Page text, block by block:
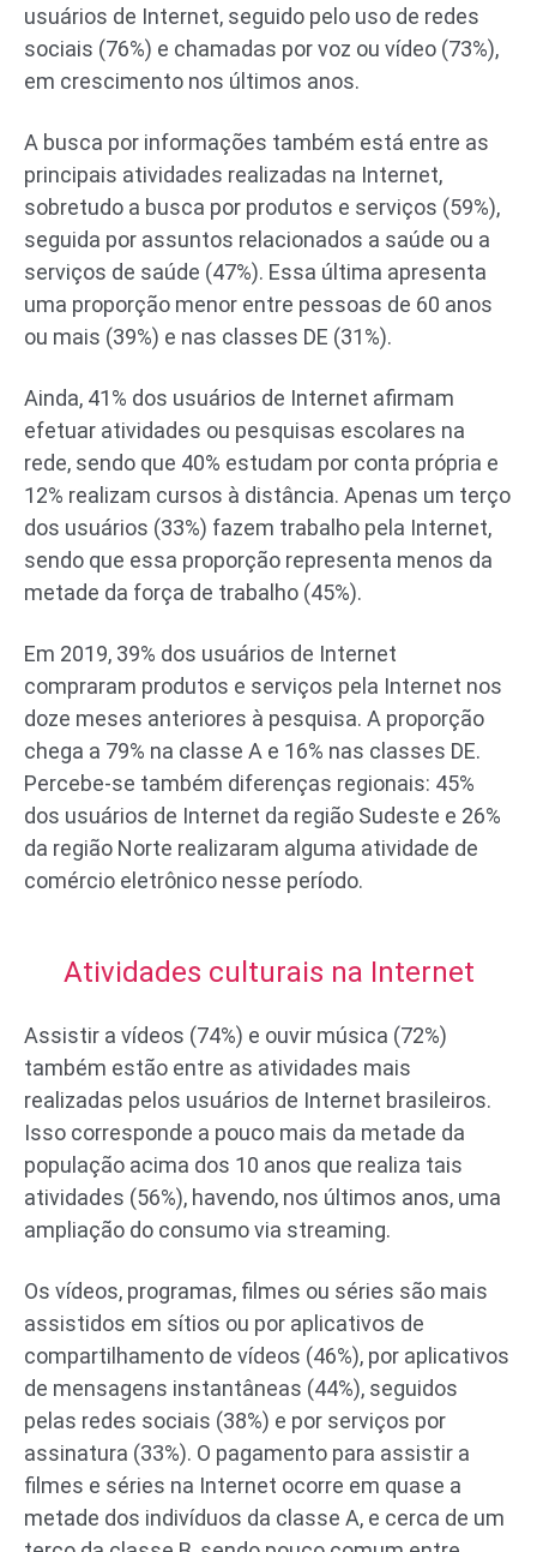
usuários de Internet, seguido pelo uso de redes
sociais (76%) e chamadas por voz ou vídeo (73%),
em crescimento nos últimos anos.
A busca por informações também está entre as
principais atividades realizadas na Internet,
sobretudo a busca por produtos e serviços (59%),
seguida por assuntos relacionados a saúde ou a
serviços de saúde (47%). Essa última apresenta
uma proporção menor entre pessoas de 60 anos
ou mais (39%) e nas classes DE (31%).
Ainda, 41% dos usuários de Internet afirmam
efetuar atividades ou pesquisas escolares na
rede, sendo que 40% estudam por conta própria e
12% realizam cursos à distância. Apenas um terço
dos usuários (33%) fazem trabalho pela Internet,
sendo que essa proporção representa menos da
metade da força de trabalho (45%).
Em 2019, 39% dos usuários de Internet
compraram produtos e serviços pela Internet nos
doze meses anteriores à pesquisa. A proporção
chega a 79% na classe A e 16% nas classes DE.
Percebe-se também diferenças regionais: 45%
dos usuários de Internet da região Sudeste e 26%
da região Norte realizaram alguma atividade de
comércio eletrônico nesse período.
Atividades culturais na Internet
Assistir a vídeos (74%) e ouvir música (72%)
também estão entre as atividades mais
realizadas pelos usuários de Internet brasileiros.
Isso corresponde a pouco mais da metade da
população acima dos 10 anos que realiza tais
atividades (56%), havendo, nos últimos anos, uma
ampliação do consumo via streaming.
Os vídeos, programas, filmes ou séries são mais
assistidos em sítios ou por aplicativos de
compartilhamento de vídeos (46%), por aplicativos
de mensagens instantâneas (44%), seguidos
pelas redes sociais (38%) e por serviços por
assinatura (33%). O pagamento para assistir a
filmes e séries na Internet ocorre em quase a
metade dos indivíduos da classe A, e cerca de um